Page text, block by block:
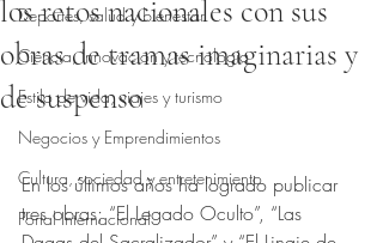
Deportes, salud y bienestar
Ciencia, Innovacion y tecnología
Estilo de vida, viajes y turismo
Negocios y Emprendimientos
Cultura, sociedad y entretenimiento
Portal Internacional
los retos nacionales con sus
obras de tramas imaginarias y
de suspenso
Obtuvo NaN de 5 estrellas.
En los últimos años ha logrado publicar
tres obras; “El Legado Oculto”, “Las